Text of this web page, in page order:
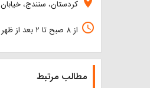
کردستان، سنندج،
access_time از ۸ صبح تا ۲ بعد از ظهر
مطالب مرتبط